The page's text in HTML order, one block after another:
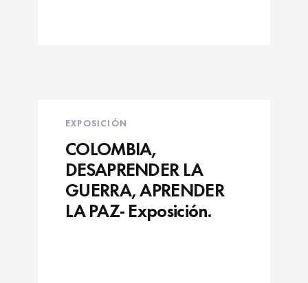
EXPOSICIÓN
COLOMBIA,
DESAPRENDER LA
GUERRA, APRENDER
LA PAZ- Exposición.